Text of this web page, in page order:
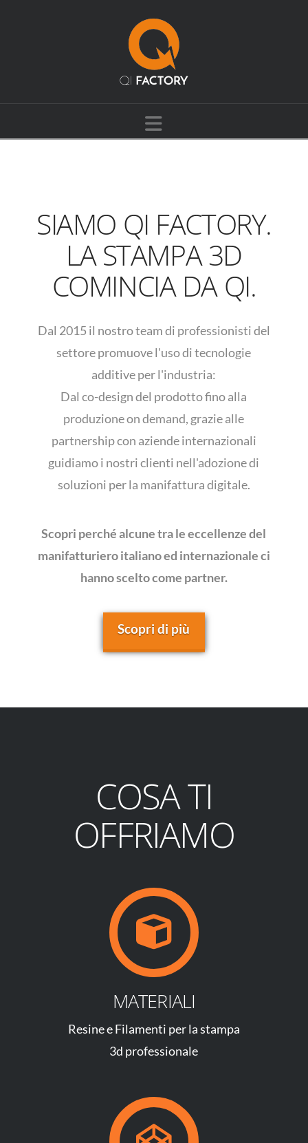
Navigation
SIAMO QI FACTORY.
LA STAMPA 3D
COMINCIA DA QI.
Dal 2015 il nostro team di professionisti del
settore promuove l'uso di tecnologie
additive per l'industria:
Dal co-design del prodotto fino alla
produzione on demand, grazie alle
partnership con aziende internazionali
guidiamo i nostri clienti nell'adozione di
soluzioni per la manifattura digitale.
Scopri perché alcune tra le eccellenze del
manifatturiero italiano ed internazionale ci
hanno scelto come partner.
Scopri di più
COSA TI
OFFRIAMO
MATERIALI
Resine e Filamenti per la stampa
3d professionale